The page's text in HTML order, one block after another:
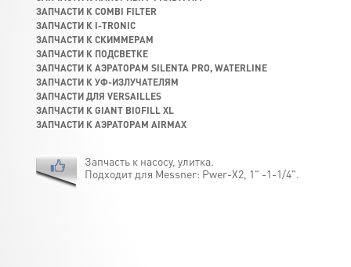
ЗАПЧАСТИ К COMBI FILTER
ЗАПЧАСТИ К I-TRONIC
ЗАПЧАСТИ К СКИММЕРАМ
ЗАПЧАСТИ К ПОДСВЕТКЕ
ЗАПЧАСТИ К АЭРАТОРАМ SILENTA PRO, WATERLINE
ЗАПЧАСТИ К УФ-ИЗЛУЧАТЕЛЯМ
ЗАПЧАСТИ ДЛЯ VERSAILLES
ЗАПЧАСТИ К GIANT BIOFILL XL
ЗАПЧАСТИ К АЭРАТОРАМ AIRMAX
Запчасть к насосу, улитка.
Подходит для Messner: Pwer-X2, 1" -1-1/4".